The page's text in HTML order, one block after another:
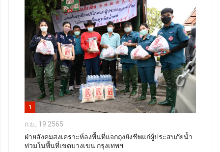
1
ก.ย., 19 2565
ฝ่ายสังคมสงเคราะห์ลงพื้นที่แจกถุงยังชีพแก่ผู้ประสบภัยน้ำ
ท่วมในพื้นที่เขตบางเขน กรุงเทพฯ